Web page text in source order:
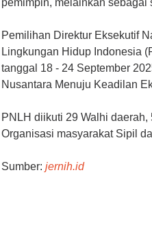
pemimpin, melainkan
Pemilihan Direktur Eksekutif
Lingkungan Hidup Indonesia
tanggal 18 - 24 September
Nusantara Menuju Keadilan
PNLH diikuti 29 Walhi
Organisasi masyarakat Sipil
Sumber: jernih.id